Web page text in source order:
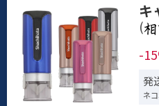
キ
(
-
発
ネ